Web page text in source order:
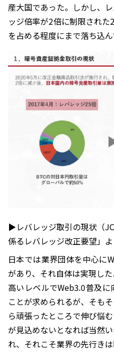
産大国であった。しかし、
ッジ倍率が2倍に制限され
を占める程度にまで落ち込ん
▶︎レバレッジ取引の現状（
係るレバレッジ改正要望」よ
日本では業界団体を中心に
があり、それ自体は実現し
高いレベルでWeb3.0普及
ことが求められるが、そも
ら頑張ったところで伸び悩
が見込めないとなれば当然
れ、それこそ業界の先行き